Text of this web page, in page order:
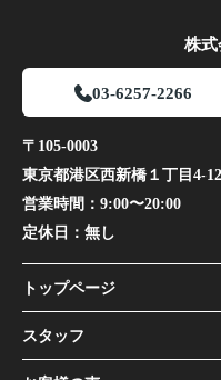
株式
03-6257-2266
〒105-0003
東京都港区西新橋１丁目4-
営業時間： 9:00〜20:00
定休日： 無し
トップページ
スタッフ